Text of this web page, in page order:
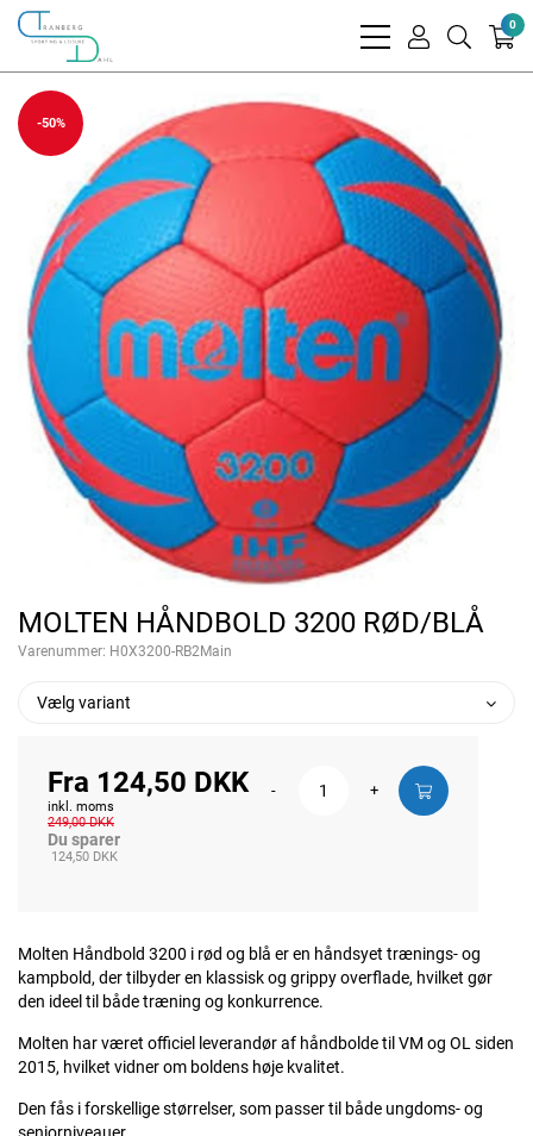
bars
user
search
0
-50%
MOLTEN HÅNDBOLD 3200 RØD/BLÅ
Varenummer: H0X3200-RB2Main
Vælg variant
Fra 124,50 DKK
inkl. moms
249,00 DKK
Du sparer
124,50 DKK
- +
Molten Håndbold 3200 i rød og blå er en håndsyet trænings- og
kampbold, der tilbyder en klassisk og grippy overflade, hvilket gør
den ideel til både træning og konkurrence.
Molten har været officiel leverandør af håndbolde til VM og OL siden
2015, hvilket vidner om boldens høje kvalitet.
Den fås i forskellige størrelser, som passer til både ungdoms- og